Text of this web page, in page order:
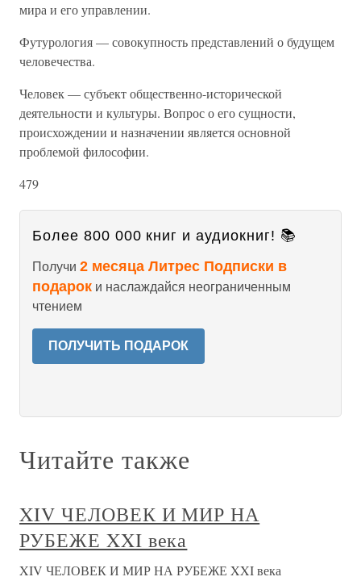
мира и его управлении.
Футурология — совокупность представлений о будущем
человечества.
Человек — субъект общественно-исторической
деятельности и культуры. Вопрос о его сущности,
происхождении и назначении является основной
проблемой философии.
479
Более 800 000 книг и аудиокниг! 📚
Получи 2 месяца Литрес Подписки в
подарок и наслаждайся неограниченным
чтением
ПОЛУЧИТЬ ПОДАРОК
Читайте также
XIV ЧЕЛОВЕК И МИР НА
РУБЕЖЕ XXI века
XIV ЧЕЛОВЕК И МИР НА РУБЕЖЕ XXI века